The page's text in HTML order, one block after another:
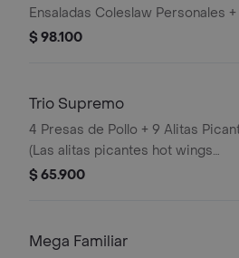
Ensaladas Coleslaw Personales +
Gaseosa 1,5 Litros
$ 98.100
Trio Supremo
4 Presas de Pollo + 9 Alitas
(Las alitas picantes hot wings
equivalen a un trozo de ala) + 1
Pequeñas + 1 Balde de Salsa 100g
$ 65.900
Mega Familiar